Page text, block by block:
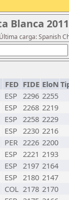
Blanca
carga: Spanish
FED FIDE EloN
ESP 2296 2255
ESP 2268 2219
ESP 2258 2229
ESP 2230 2216
PER 2226 2200
ESP 2221 2193
ESP 2197 2164
ESP 2180 2147
COL 2178 2170